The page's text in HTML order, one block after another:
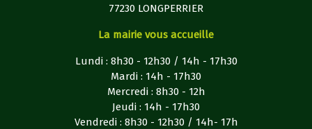
77230 LONGPERRIER
La mairie vous accueille
Lundi : 8h30 - 12h30 / 14h - 17h30
Mardi : 14h - 17h30
Mercredi : 8h30 - 12h
Jeudi : 14h - 17h30
Vendredi : 8h30 - 12h30 / 14h- 17h